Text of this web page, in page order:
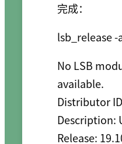
完成：
No LSB
available.
Distributor
Description:
Release: